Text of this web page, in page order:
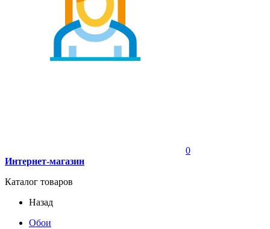
0
Интернет-магазин
Каталог товаров
Назад
Обои